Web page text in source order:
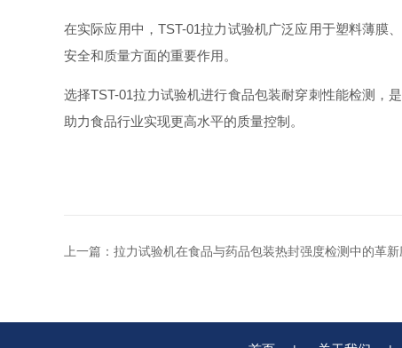
在实际应用中，TST-01拉力试验机广泛应用于塑料薄膜
安全和质量方面的重要作用。
选择TST-01拉力试验机进行食品包装耐穿刺性能检测，
助力食品行业实现更高水平的质量控制。
上一篇： 拉力试验机在食品与药品包装热封强度检测中的革新